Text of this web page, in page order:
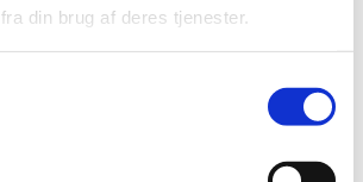
din brug af deres tjenester.
kan deltage i forsøget og være med til
som fag og faglighed i
skal evaluere tre modeller:
som selvstændigt fag